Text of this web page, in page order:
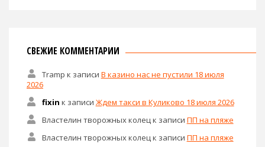
СВЕЖИЕ КОММЕНТАРИИ
Tramp к записи В казино нас не пустили 18 июля
2026
fixin к записи Ждем такси в Куликово 18 июля 2026
Властелин творожных колецк записи ПП на пляже
Властелин творожных колец к записи ПП на пляже